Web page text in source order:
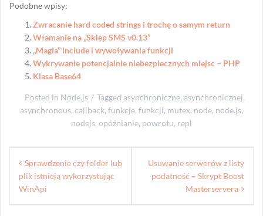
Podobne wpisy:
Zwracanie hard coded strings i trochę o samym return
Włamanie na „Sklep SMS v0.13”
„Magia” include i wywoływania funkcji
Wykrywanie potencjalnie niebezpiecznych miejsc – PHP
Klasa Base64
Posted in Node.js Tagged asynchroniczne, asynchronicznej,
asynchronous, callback, funkcje, funkcji, mutex, node, node.js,
nodejs, opóźnianie, powrotu, repl
Nawigacja
wpisu
Sprawdzenie czy folder lub
plik istnieją wykorzystując
WinApi
Usuwanie serwerów z listy
podatność – Skrypt Boost
Masterservera